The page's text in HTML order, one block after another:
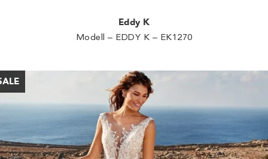
Eddy K
Modell – EDDY K – EK1270